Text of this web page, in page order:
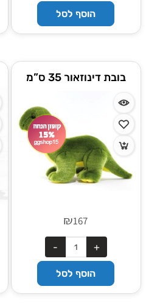
הוסף לסל
בובת דינוזאור 35 ס”מ
₪167
הוסף לסל